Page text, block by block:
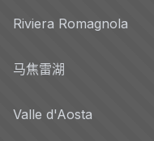
Riviera Romagnola
马焦雷湖
Valle d'Aosta